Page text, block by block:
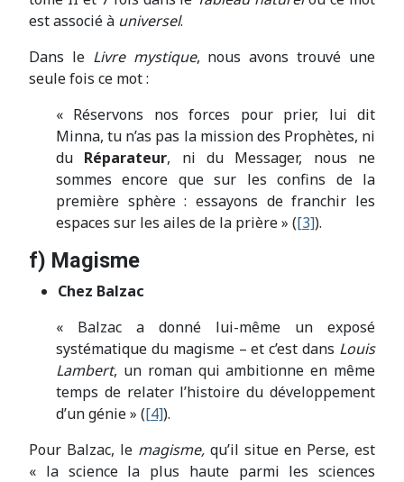
est associé à universel.
Dans le Livre mystique, nous avons trouvé une
seule fois ce mot :
« Réservons nos forces pour prier, lui dit
Minna, tu n’as pas la mission des Prophètes, ni
du Réparateur, ni du Messager, nous ne
sommes encore que sur les confins de la
première sphère : essayons de franchir les
espaces sur les ailes de la prière » ([3]).
f) Magisme
Chez Balzac
« Balzac a donné lui-même un exposé
systématique du magisme – et c’est dans Louis
Lambert, un roman qui ambitionne en même
temps de relater l’histoire du développement
d’un génie » ([4]).
Pour Balzac, le magisme, qu’il situe en Perse, est
« la science la plus haute parmi les sciences